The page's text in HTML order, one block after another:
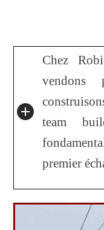
Chez
vendons
team
premier